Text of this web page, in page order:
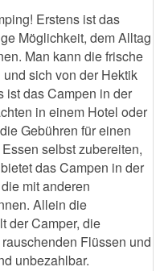
Erstens ist das
Möglichkeit, dem Alltag
Man kann die frische
sich von der Hektik
ist das Campen in der
in einem Hotel oder
Gebühren für einen
selbst zubereiten,
das Campen in der
mit anderen
Allein die
der Camper, die
Flüssen und
unbezahlbar.